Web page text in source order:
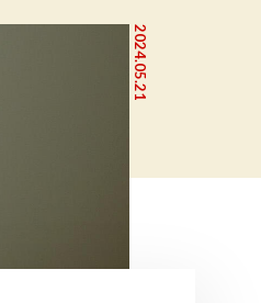
2024.05.21